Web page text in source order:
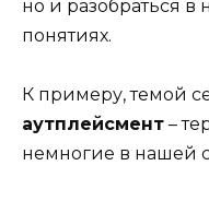
но и разобраться
понятиях.
К примеру, темой
аутплейсмент –
немногие в нашей